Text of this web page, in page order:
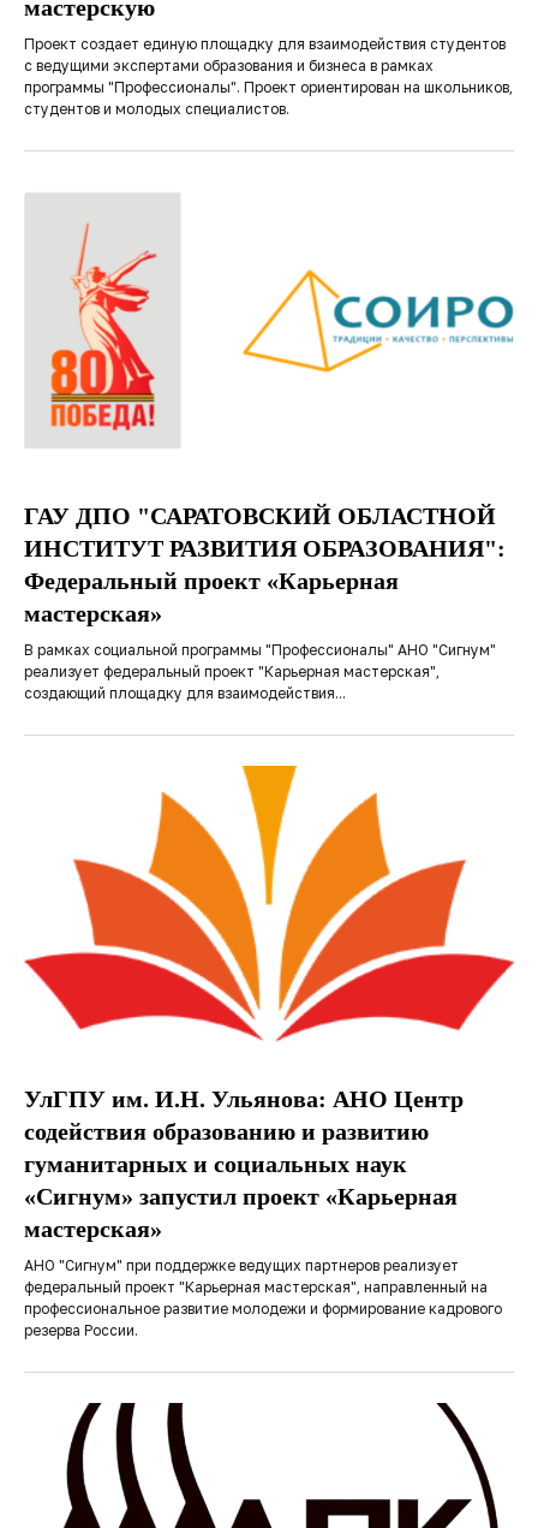
мастерскую
Проект создает единую площадку для взаимодействия студентов
с ведущими экспертами образования и бизнеса в рамках
программы "Профессионалы". Проект ориентирован на школьников,
студентов и молодых специалистов.
ГАУ ДПО "САРАТОВСКИЙ ОБЛАСТНОЙ
ИНСТИТУТ РАЗВИТИЯ ОБРАЗОВАНИЯ":
Федеральный проект «Карьерная
мастерская»
В рамках социальной программы "Профессионалы" АНО "Сигнум"
реализует федеральный проект "Карьерная мастерская",
создающий площадку для взаимодействия...
УлГПУ им. И.Н. Ульянова: АНО Центр
содействия образованию и развитию
гуманитарных и социальных наук
«Сигнум» запустил проект «Карьерная
мастерская»
АНО "Сигнум" при поддержке ведущих партнеров реализует
федеральный проект "Карьерная мастерская", направленный на
профессиональное развитие молодежи и формирование кадрового
резерва России.